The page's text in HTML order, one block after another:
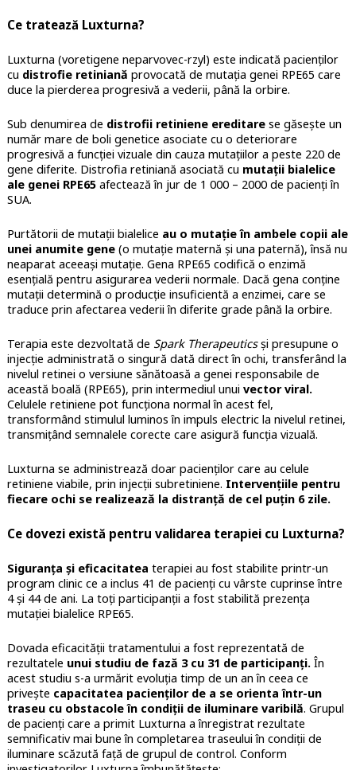
Ce tratează Luxturna?
Luxturna (voretigene neparvovec-rzyl) este indicată pacienților
cu distrofie retiniană provocată de mutația genei RPE65 care
duce la pierderea progresivă a vederii, până la orbire.
Sub denumirea de distrofii retiniene ereditarese găsește un
număr mare de boli genetice asociate cu o deteriorare
progresivă a funcției vizuale din cauza mutațiilor a peste 220 de
gene diferite. Distrofia retiniană asociată cu mutații bialelice
ale genei RPE65afectează în jur de 1 000 – 2000 de pacienți în
SUA.
Purtătorii de mutații bialelice au o mutație în ambele copii ale
unei anumite gene(o mutație maternă și una paternă), însă nu
neaparat aceeași mutație. Gena RPE65 codifică o enzimă
esențială pentru asigurarea vederii normale. Dacă gena conține
mutații determină o producție insuficientă a enzimei, care se
traduce prin afectarea vederii în diferite grade până la orbire.
Terapia este dezvoltată de Spark Therapeuticsși presupune o
injecție administrată o singură dată direct în ochi, transferând la
nivelul retinei o versiune sănătoasă a genei responsabile de
această boală (RPE65), prin intermediul unui vector viral.
Celulele retiniene pot funcționa normal în acest fel,
transformând stimulul luminos în impuls electric la nivelul retinei,
transmițând semnalele corecte care asigură funcția vizuală.
Luxturna se administrează doar pacienților care au celule
retiniene viabile, prin injecții subretiniene. Intervențiile pentru
fiecare ochi se realizează la distranță de cel puțin 6 zile.
Ce dovezi există pentru validarea terapiei cu Luxturna?
Siguranța și eficacitatea terapiei au fost stabilite printr-un
program clinic ce a inclus 41 de pacienți cu vârste cuprinse între
4 și 44 de ani. La toți participanții a fost stabilită prezența
mutației bialelice RPE65.
Dovada eficacității tratamentului a fost reprezentată de
rezultatele unui studiu de fază 3 cu 31 de participanți.În
acest studiu s-a urmărit evoluția timp de un an în ceea ce
privește capacitatea pacienților de a se orienta într-un
traseu cu obstacole în condiții de iluminare varibilă. Grupul
de pacienți care a primit Luxturna a înregistrat rezultate
semnificativ mai bune în completarea traseului în condiții de
iluminare scăzută față de grupul de control. Conform